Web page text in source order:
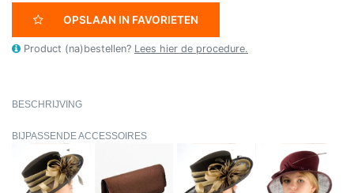
OPSLAAN IN FAVORIETEN
Product (na)bestellen? Lees hier de procedure.
BESCHRIJVING
BIJPASSENDE ACCESSOIRES